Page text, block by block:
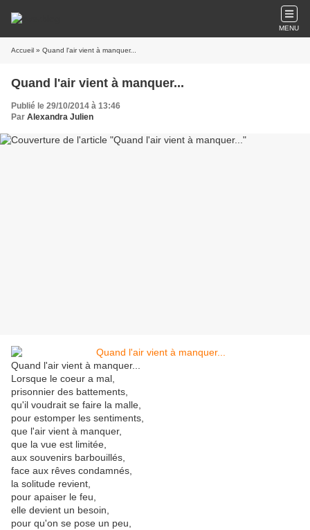
MENU
Accueil » Quand l'air vient à manquer...
Quand l'air vient à manquer...
Publié le 29/10/2014 à 13:46
Par Alexandra Julien
Quand l'air vient à manquer...
Lorsque le coeur a mal,
prisonnier des battements,
qu'il voudrait se faire la malle,
pour estomper les sentiments,
que l'air vient à manquer,
que la vue est limitée,
aux souvenirs barbouillés,
face aux rêves condamnés,
la solitude revient,
pour apaiser le feu,
elle devient un besoin,
pour qu'on se pose un peu,